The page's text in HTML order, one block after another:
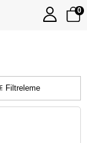
0
Filtreleme